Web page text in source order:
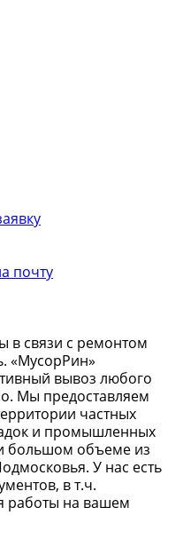
почту
в связи с ремонтом
«МусорРин»
вывоз любого
Мы предоставляем
частных
и промышленных
большом объеме из
У нас есть
в т.ч.
работы на вашем